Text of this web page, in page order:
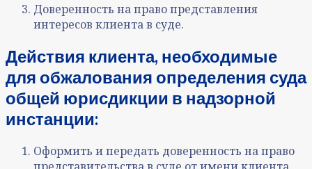
Доверенность на право представления
интересов клиента в суде.
Действия клиента, необходимые
для обжалования определения суда
общей юрисдикции в надзорной
инстанции:
Оформить и передать доверенность на право